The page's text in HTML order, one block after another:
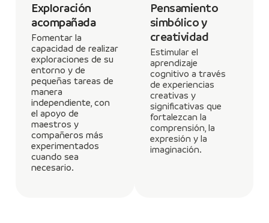
Exploración
acompañada
Fomentar la
capacidad de realizar
exploraciones de su
entorno y de
pequeñas tareas de
manera
independiente, con
el apoyo de
maestros y
compañeros más
experimentados
cuando sea
necesario.
Pensamiento
simbólico y
creatividad
Estimular el
aprendizaje
cognitivo a través
de experiencias
creativas y
significativas que
fortalezcan la
comprensión, la
expresión y la
imaginación.